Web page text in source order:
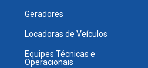
Geradores
Locadoras de Veículos
Equipes Técnicas e
Operacionais